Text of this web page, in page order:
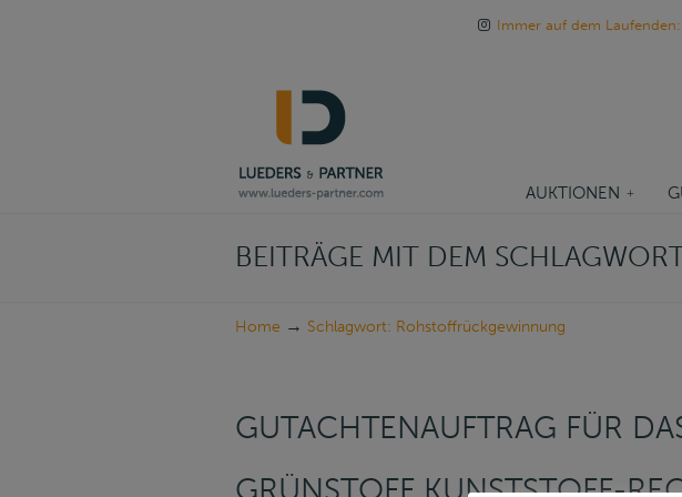
Immer auf dem Laufenden:
AUKTIONEN
Navigation
BEITRÄGE MIT DEM
Home → Schlagwort: Rohstoffrückgewinnung
GUTACHTENAUFTRAG FÜR
GRÜNSTOFF KUNSTSTOFF-